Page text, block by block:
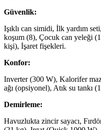
Güvenlik:
Işıklı can simidi, İlk yardım
koşum (8), Çocuk can yeleği
kişi), İşaret fişekleri.
Konfor:
Inverter (300 W), Kalorifer
ağı (opsiyonel), Atık su tankı
Demirleme:
Havuzlukta zincir sayacı,